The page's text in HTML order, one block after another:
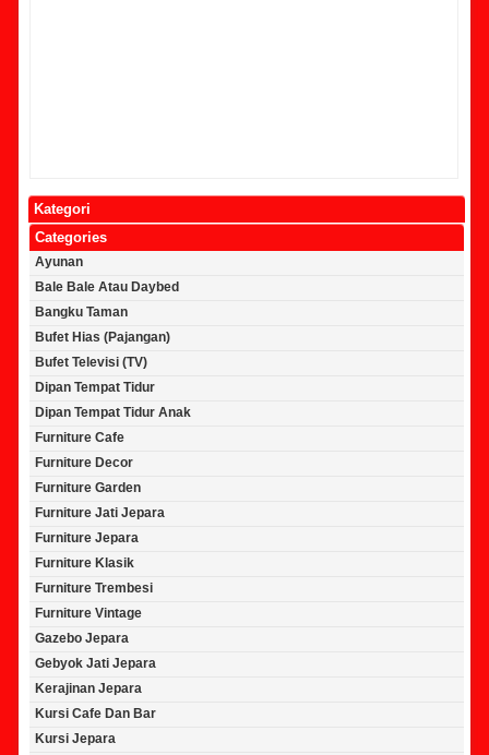
Kategori
Categories
Ayunan
Bale Bale Atau Daybed
Bangku Taman
Bufet Hias (Pajangan)
Bufet Televisi (TV)
Dipan Tempat Tidur
Dipan Tempat Tidur Anak
Furniture Cafe
Furniture Decor
Furniture Garden
Furniture Jati Jepara
Furniture Jepara
Furniture Klasik
Furniture Trembesi
Furniture Vintage
Gazebo Jepara
Gebyok Jati Jepara
Kerajinan Jepara
Kursi Cafe Dan Bar
Kursi Jepara